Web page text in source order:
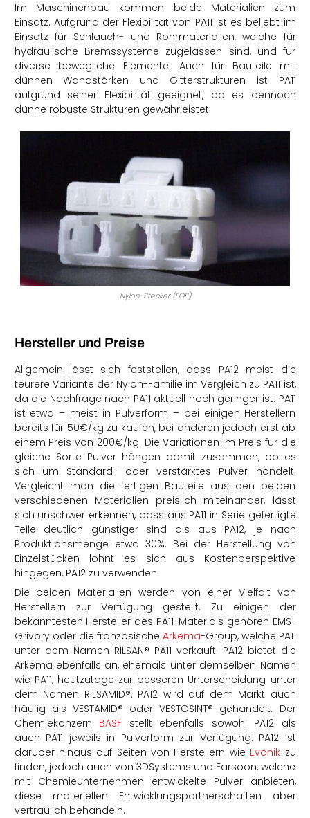
Im Maschinenbau kommen beide Materialien zum
Einsatz. Aufgrund der Flexibilität von PA11 ist es beliebt im
Einsatz für Schlauch- und Rohrmaterialien, welche für
hydraulische Bremssysteme zugelassen sind, und für
diverse bewegliche Elemente. Auch für Bauteile mit
dünnen Wandstärken und Gitterstrukturen ist PA11
aufgrund seiner Flexibilität geeignet, da es dennoch
dünne robuste Strukturen gewährleistet.
Nylon-Stecker (EOS)
Hersteller und Preise
Allgemein lässt sich feststellen, dass PA12 meist die
teurere Variante der Nylon-Familie im Vergleich zu PA11 ist,
da die Nachfrage nach PA11 aktuell noch geringer ist. PA11
ist etwa – meist in Pulverform – bei einigen Herstellern
bereits für 50€/kg zu kaufen, bei anderen jedoch erst ab
einem Preis von 200€/kg. Die Variationen im Preis für die
gleiche Sorte Pulver hängen damit zusammen, ob es
sich um Standard- oder verstärktes Pulver handelt.
Vergleicht man die fertigen Bauteile aus den beiden
verschiedenen Materialien preislich miteinander, lässt
sich unschwer erkennen, dass aus PA11 in Serie gefertigte
Teile deutlich günstiger sind als aus PA12, je nach
Produktionsmenge etwa 30%. Bei der Herstellung von
Einzelstücken lohnt es sich aus Kostenperspektive
hingegen, PA12 zu verwenden.
Die beiden Materialien werden von einer Vielfalt von
Herstellern zur Verfügung gestellt. Zu einigen der
bekanntesten Hersteller des PA11-Materials gehören EMS-
Grivory oder die französische Arkema-Group, welche PA11
unter dem Namen RILSAN® PA11 verkauft. PA12 bietet die
Arkema ebenfalls an, ehemals unter demselben Namen
wie PA11, heutzutage zur besseren Unterscheidung unter
dem Namen RILSAMID®. PA12 wird auf dem Markt auch
häufig als VESTAMID® oder VESTOSINT® gehandelt. Der
Chemiekonzern BASF stellt ebenfalls sowohl PA12 als
auch PA11 jeweils in Pulverform zur Verfügung. PA12 ist
darüber hinaus auf Seiten von Herstellern wie Evonik zu
finden, jedoch auch von 3DSystems und Farsoon, welche
mit Chemieunternehmen entwickelte Pulver anbieten,
diese materiellen Entwicklungspartnerschaften aber
vertraulich behandeln.